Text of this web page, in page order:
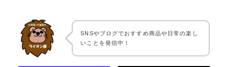
SNSやブログでおすすめ商品や日常の楽し
いことを発信中！